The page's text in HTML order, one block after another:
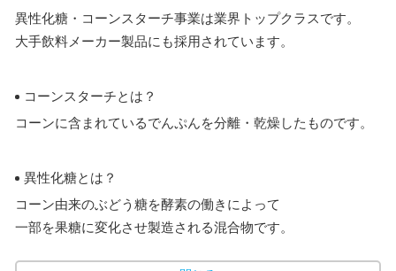
異性化糖・コーンスターチ事業は業界トップクラスです。
大手飲料メーカー製品にも採用されています。
コーンスターチとは？
コーンに含まれているでんぷんを分離・乾燥したものです。
異性化糖とは？
コーン由来のぶどう糖を酵素の働きによって
一部を果糖に変化させ製造される混合物です。